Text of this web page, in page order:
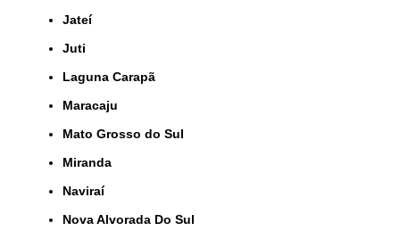
Jateí
Juti
Laguna Carapã
Maracaju
Mato Grosso do Sul
Miranda
Naviraí
Nova Alvorada Do Sul